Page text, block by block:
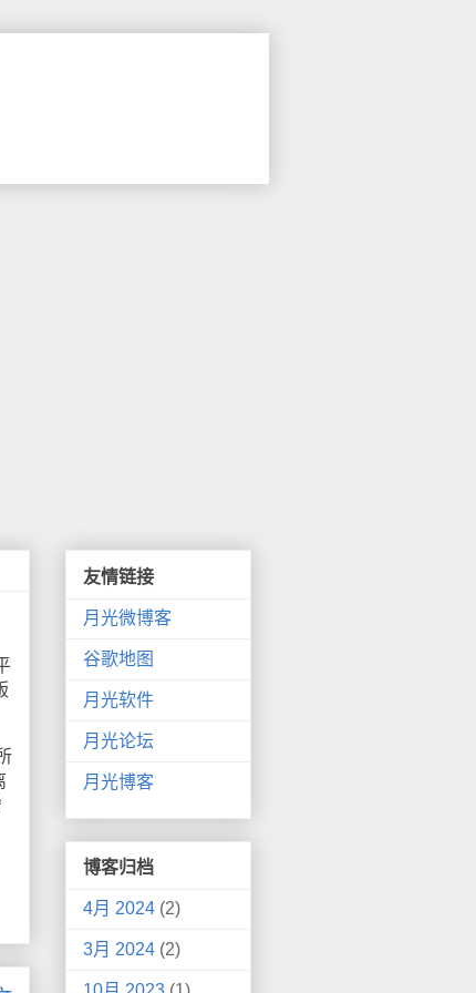
友情链接
月光微博客
谷歌地图
月光软件
月光论坛
月光博客
博客归档
4月 2024 (2)
3月 2024 (2)